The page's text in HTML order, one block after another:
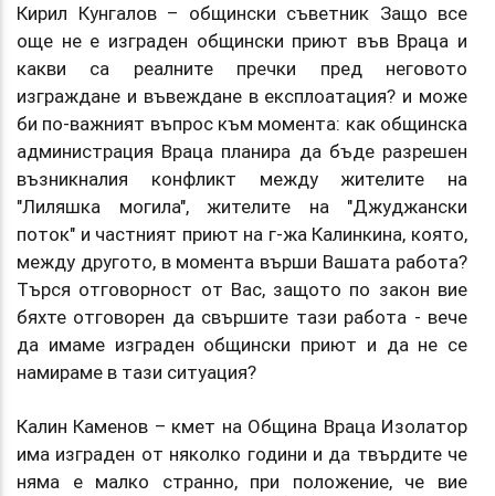
Кирил Кунгалов – общински съветник Защо все
още не е изграден общински приют във Враца и
какви са реалните пречки пред неговото
изграждане и въвеждане в експлоатация? и може
би по-важният въпрос към момента: как общинска
администрация Враца планира да бъде разрешен
възникналия конфликт между жителите на
"Лиляшка могила", жителите на "Джуджански
поток" и частният приют на г-жа Калинкина, която,
между другото, в момента върши Вашата работа?
Търся отговорност от Вас, защото по закон вие
бяхте отговорен да свършите тази работа - вече
да имаме изграден общински приют и да не се
намираме в тази ситуация?
Калин Каменов – кмет на Община Враца Изолатор
има изграден от няколко години и да твърдите че
няма е малко странно, при положение, че вие